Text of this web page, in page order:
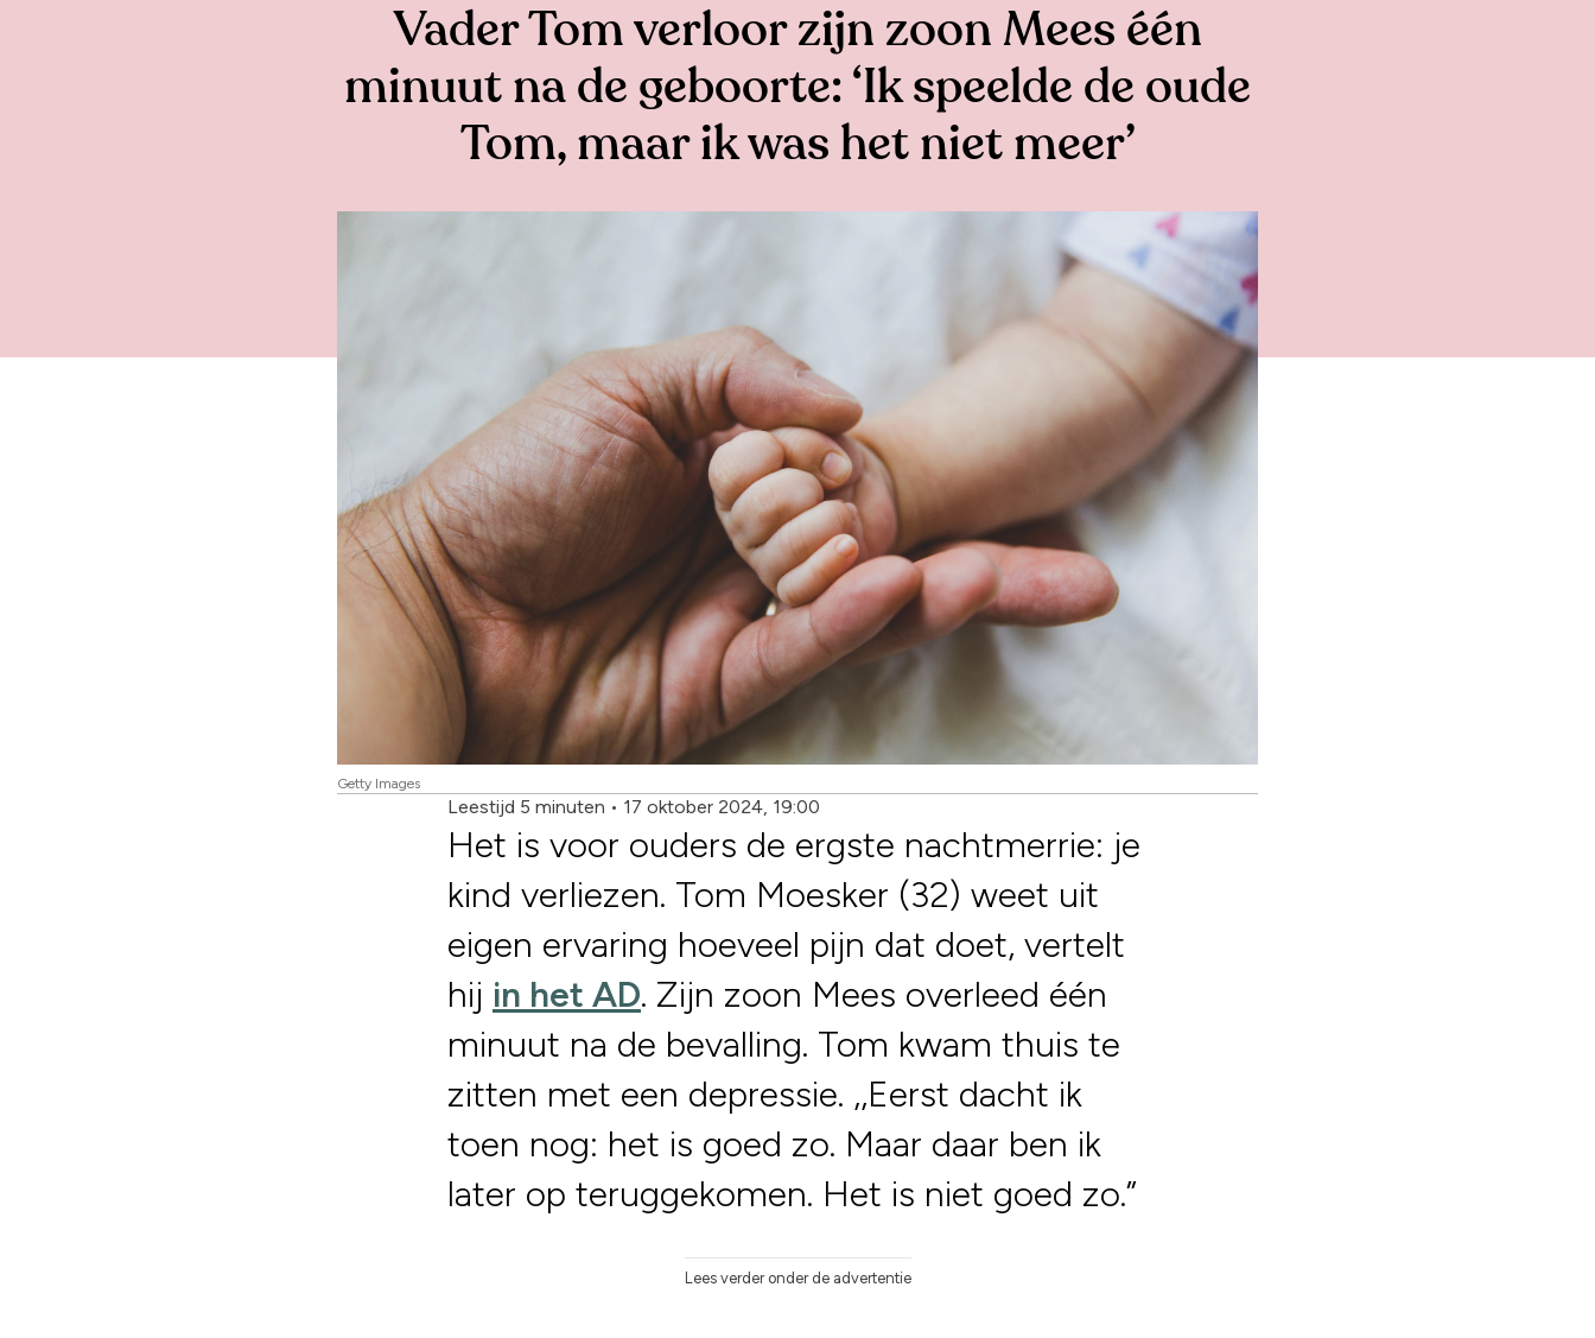
Vader Tom verloor zijn zoon Mees één
minuut na de geboorte: ‘Ik speelde de oude
Tom, maar ik was het niet meer’
Getty Images
Leestijd 5 minuten • 17 oktober 2024, 19:00
Het is voor ouders de ergste nachtmerrie: je
kind verliezen. Tom Moesker (32) weet uit
eigen ervaring hoeveel pijn dat doet, vertelt
hij in het AD. Zijn zoon Mees overleed één
minuut na de bevalling. Tom kwam thuis te
zitten met een depressie. ,,Eerst dacht ik
toen nog: het is goed zo. Maar daar ben ik
later op teruggekomen. Het is niet goed zo.”
Lees verder onder de advertentie